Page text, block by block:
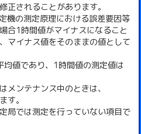
正されることがあります。
機の測定原理における誤差要因等
合1時間値がマイナスになること
マイナス値をそのままの値として
値であり、1時間値の測定値は
メンテナンス中のときは、
す。
局では測定を行っていない項目で